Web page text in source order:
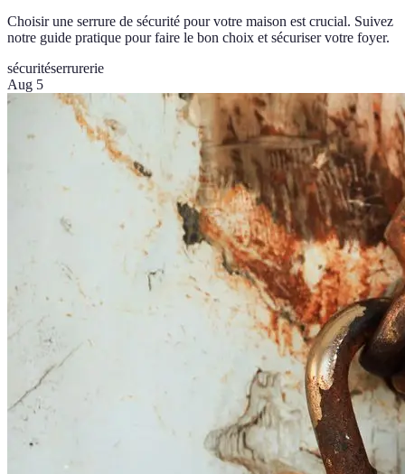
Choisir une serrure de sécurité pour votre maison est crucial. Suivez
notre guide pratique pour faire le bon choix et sécuriser votre foyer.
sécuritéserrurerie
Aug 5